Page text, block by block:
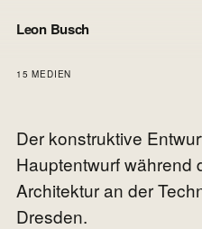
Leon Busch
PROJEKT · 2018
8h
15 MEDIEN
Der konstruktive
Hauptentwurf während
Architektur an der
Dresden.